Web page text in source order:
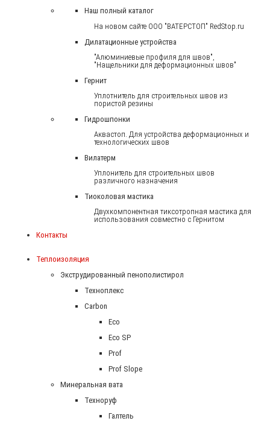
Наш полный каталог
На новом сайте ООО "ВАТЕРСТОП" RedStop.ru
Дилатационные устройства
"Алюминиевые профиля для швов",
"Нащельники для деформационных швов"
Гернит
Уплотнитель для строительных швов из
пористой резины
Гидрошпонки
Аквастоп. Для устройства деформационных и
технологических швов
Вилатерм
Уплонитель для строительных швов
различного назначения
Тиоколовая мастика
Двухкомпонентная тиксотропная мастика для
использования совместно с Гернитом
Контакты
Теплоизоляция
Экструдированный пенополистирол
Техноплекс
Carbon
Eco
Eco SP
Prof
Prof Slope
Минеральная вата
Техноруф
Галтель